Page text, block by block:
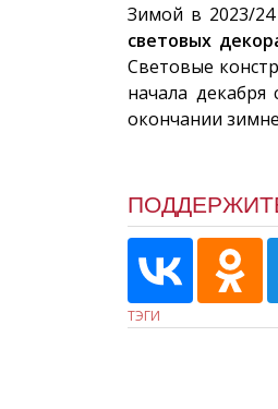
Зимой в 2023/
световых
Световые
начала декабря
окончании
ТЭГИ